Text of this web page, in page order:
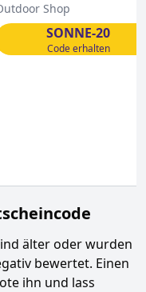
Shop
SONNE-20
Code erhalten
älter oder wurden
bewertet. Einen
ihn und lass